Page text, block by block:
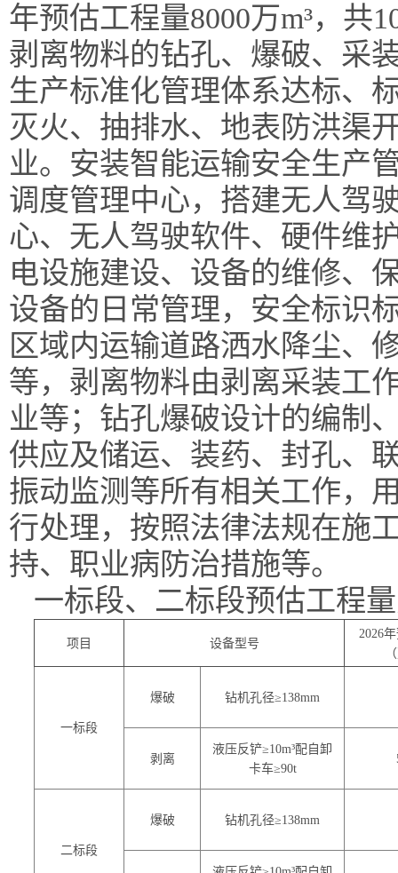
年预估工程量8000万m³，共
剥离物料的钻孔、爆破、采
生产标准化管理体系达标、
灭火、抽排水、地表防洪渠
业。安装智能运输安全生产
调度管理中心，搭建无人驾
心、无人驾驶软件、硬件维
电设施建设、设备的维修、
设备的日常管理，安全标识
区域内运输道路洒水降尘、
等，剥离物料由剥离采装工
业等；钻孔爆破设计的编制
供应及储运、装药、封孔、
振动监测等所有相关工作，
行处理，按照法律法规在施
持、职业病防治措施等。
一标段、二标段预估工程
项目 设备型号
2026
一标段
爆破 钻机孔径≥138mm
剥离
液压反铲≥10m³配自卸
卡车≥90t
二标段
爆破 钻机孔径≥138mm